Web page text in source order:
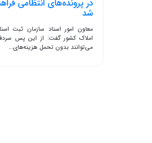
در پرونده‌های انتظامی
شد
معاون امور اسناد سازمان ثبت
املاک کشور گفت: از این پس
می‌توانند بدون تحمل هزینه‌های...